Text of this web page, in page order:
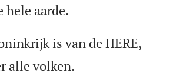
hele aarde.
is van de HERE,
alle volken.